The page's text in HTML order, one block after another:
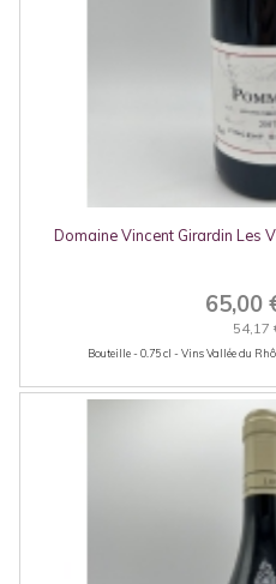
Domaine Vincent Girardin Les
65,00
54,17
Bouteille - 0.75 cl - Vins Vallée du